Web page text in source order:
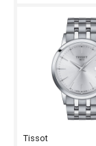
Tissot